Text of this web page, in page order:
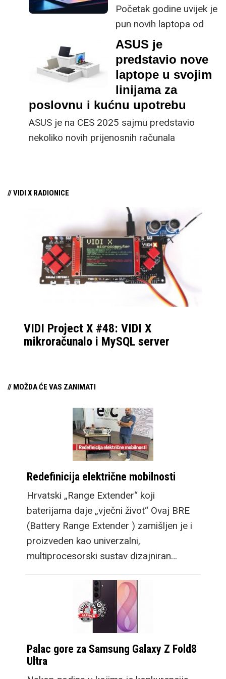
različite vrste laptopa
za širok spektar
namjena – od poslovnih
korisnika i dizajnera do
gamera. Bitno je samo
prepoznati modele koji
odgovaraju vašim
potrebama. Za vas smo
istaknuli nekoliko onih
koji svojim
tehnologijama zaslužuju
naš ovogodišnji “Palac
gore za kupnju!”
eura.
Početak godine uvijek je
pun novih laptopa od
svih većih proizvođača,
pa isto očekujemo i ove
godine. Copilot+ laptopi
bili su fokus druge
polovice odmakle nam
godine, a slična bi nas
situacija mogla dočekati
i u novoj
ASUS je
predstavio nove
laptope u svojim
linijama za
poslovnu i kućnu upotrebu
ASUS je na CES 2025 sajmu predstavio
nekoliko novih prijenosnih računala
// VIDI X RADIONICE
VIDI Project X #48: VIDI X
mikroračunalo i MySQL server
// MOŽDA ĆE VAS ZANIMATI
Redefinicija električne mobilnosti
Hrvatski „Range Extender“ koji
baterijama daje „vječni život“ Ovaj BRE
(Battery Range Extender ) zamišljen je i
proizveden kao univerzalni,
multiprocesorski sustav dizajniran…
Palac gore za Samsung Galaxy Z Fold8
Ultra